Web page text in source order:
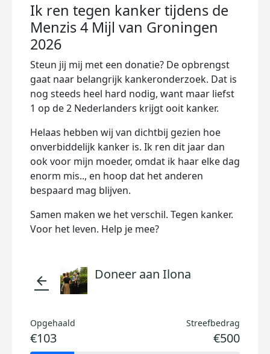
Ik ren tegen kanker tijdens de
Menzis 4 Mijl van Groningen
2026
Steun jij mij met een donatie? De opbrengst
gaat naar belangrijk kankeronderzoek. Dat is
nog steeds heel hard nodig, want maar liefst
1 op de 2 Nederlanders krijgt ooit kanker.
Helaas hebben wij van dichtbij gezien hoe
onverbiddelijk kanker is. Ik ren dit jaar dan
ook voor mijn moeder, omdat ik haar elke dag
enorm mis.., en hoop dat het anderen
bespaard mag blijven.
Samen maken we het verschil. Tegen kanker.
Voor het leven. Help je mee?
arrow_back Doneer aan Ilona
Opgehaald
€103
Streefbedrag
€500